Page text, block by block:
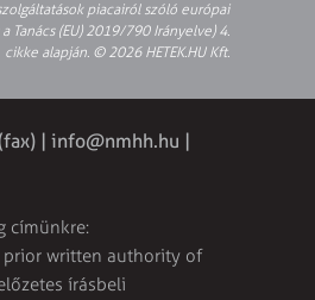
piacairól szóló európai
Tanács (EU) 2019/790 Irányelve) 4.
cikke alapján. © 2026 HETEK.HU Kft.
| info@nmhh.hu |
címünkre:
prior written authority of
írásbeli